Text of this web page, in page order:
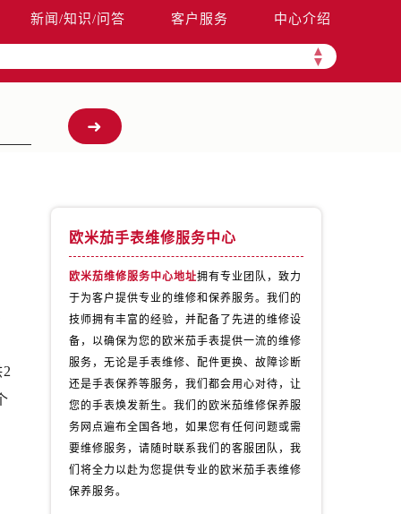
新闻/知识/问答 客户服务 中心介绍
▲
▼
欧米茄手表维修服务中心
欧米茄维修服务中心地址拥有专业团队，致力
于为客户提供专业的维修和保养服务。我们的
技师拥有丰富的经验，并配备了先进的维修设
备，以确保为您的欧米茄手表提供一流的维修
服务，无论是手表维修、配件更换、故障诊断
还是手表保养等服务，我们都会用心对待，让
您的手表焕发新生。我们的欧米茄维修保养服
务网点遍布全国各地，如果您有任何问题或需
要维修服务，请随时联系我们的客服团队，我
们将全力以赴为您提供专业的欧米茄手表维修
保养服务。